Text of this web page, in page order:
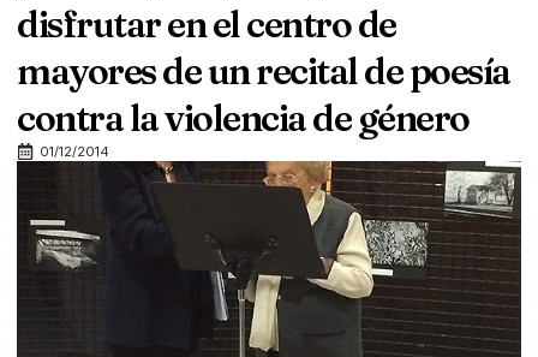
disfrutar en el centro de
mayores de un recital de poesía
contra la violencia de género
01/12/2014